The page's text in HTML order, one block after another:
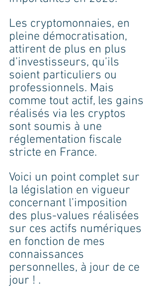
Les cryptomonnaies, en
pleine démocratisation,
attirent de plus en plus
d’investisseurs, qu’ils
soient particuliers ou
professionnels. Mais
comme tout actif, les gains
réalisés via les cryptos
sont soumis à une
réglementation fiscale
stricte en France.
Voici un point complet sur
la législation en vigueur
concernant l’imposition
des plus-values réalisées
sur ces actifs numériques
en fonction de mes
connaissances
personnelles, à jour de ce
jour ! .